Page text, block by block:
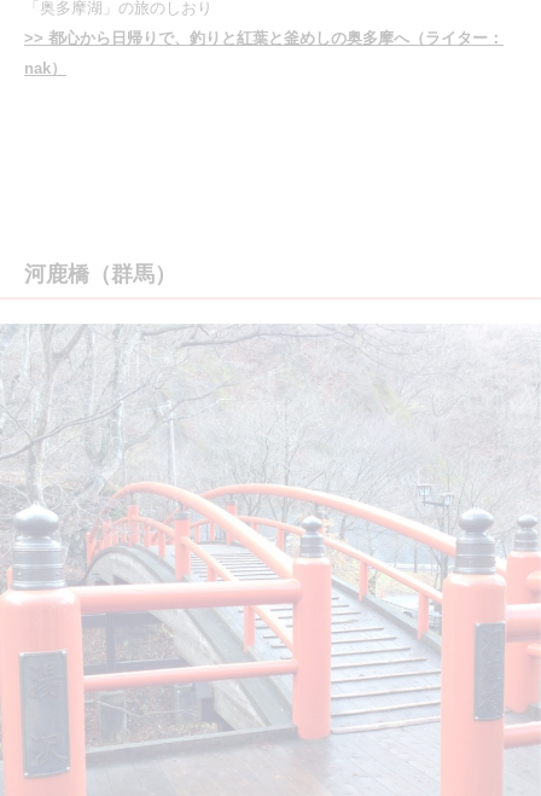
「奥多摩湖」の旅のしおり
>> 都心から日帰りで、釣りと紅葉と釜めしの奥多摩へ（ライター：
nak）
河鹿橋（群馬）